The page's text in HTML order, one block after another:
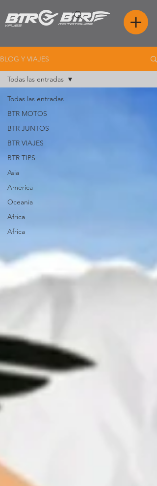
BLOG Y VIAJES
Todas las entradas
BTR MOTOS
BTR JUNTOS
BTR VIAJES
BTR TIPS
Asia
America
Oceania
Africa
Africa
Todas las entradas